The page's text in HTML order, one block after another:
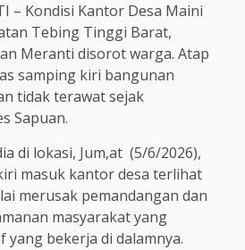
– Kondisi Kantor Desa Maini
Tebing Tinggi Barat,
Meranti disorot warga. Atap
samping kiri bangunan
tidak terawat sejak
Sapuan.
di lokasi, Jum,at (5/6/2026),
masuk kantor desa terlihat
merusak pemandangan dan
masyarakat yang
bekerja di dalamnya.